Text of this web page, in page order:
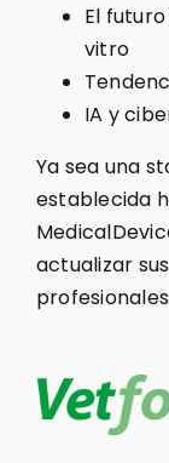
El
vitro
IA y
Ya sea una
establecida
actualizar